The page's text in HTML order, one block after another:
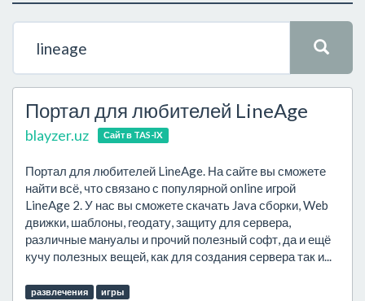
Портал для любителей LineAge
blayzer.uz Сайт в TAS-IX
Портал для любителей LineAge. На сайте вы сможете
найти всё, что связано с популярной online игрой
LineAge 2. У нас вы сможете скачать Java сборки, Web
движки, шаблоны, геодату, защиту для сервера,
различные мануалы и прочий полезный софт, да и ещё
кучу полезных вещей, как для создания сервера так и...
развлечения игры